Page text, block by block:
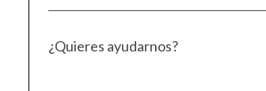
¿Quieres ayudarnos?